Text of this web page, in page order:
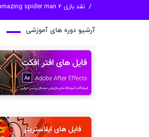
نقد بازی the amazing spider man 2
آرشیو دوره های آموزشی